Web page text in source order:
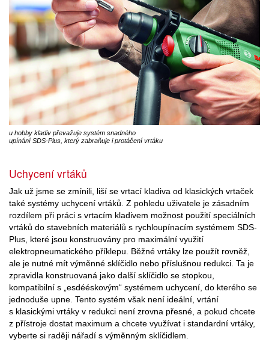
u hobby kladiv převažuje systém snadného
upínání SDS-Plus, který zabraňuje i protáčení vrtáku
Uchycení vrtáků
Jak už jsme se zmínili, liší se vrtací kladiva od klasických vrtaček
také systémy uchycení vrtáků. Z pohledu uživatele je zásadním
rozdílem při práci s vrtacím kladivem možnost použití speciálních
vrtáků do stavebních materiálů s rychloupínacím systémem SDS-
Plus, které jsou konstruovány pro maximální využití
elektropneumatického příklepu. Běžné vrtáky lze použít rovněž,
ale je nutné mít výměnné sklíčidlo nebo příslušnou redukci. Ta je
zpravidla konstruovaná jako další sklíčidlo se stopkou,
kompatibilní s „esdééskovým“ systémem uchycení, do kterého se
jednoduše upne. Tento systém však není ideální, vrtání
s klasickými vrtáky v redukci není zrovna přesné, a pokud chcete
z přístroje dostat maximum a chcete využívat i standardní vrtáky,
vyberte si raději nářadí s výměnným sklíčidlem.